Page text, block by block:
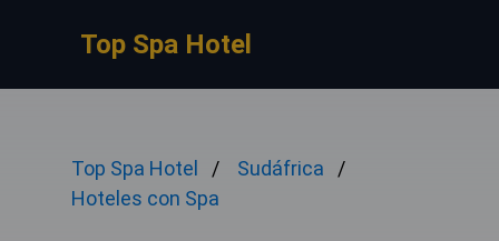
Top Spa Hotel
Top Spa Hotel
Sudáfrica
Hoteles con Spa